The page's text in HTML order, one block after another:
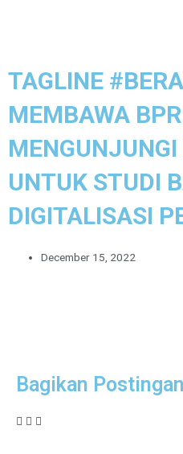
TAGLINE
MEMBAWA
UNTUK STUDI
DIGITALISASI
December 15, 2022
Bagikan